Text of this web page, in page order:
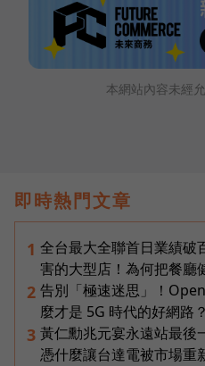
本網站內容未經
即時熱門文章
1 全台最大全聯首日業績破
害的大型店！為何把餐廳
2 告別「極速迷思」！
麼才是 5G 時代的好網路？
3 黃仁勳兆元宴永遠站最後
憑什麼讓台達電被市場重